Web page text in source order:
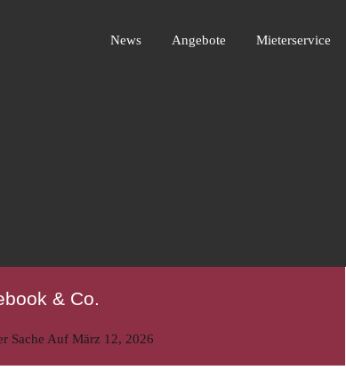
Angebote Mieterservice
News Angebote Mieterservice
& Co.
Sache Auf März 12, 2026